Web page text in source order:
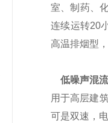
室、制药、
连续运转20
高温排烟型
低噪声混
用于高层建
可是双速，